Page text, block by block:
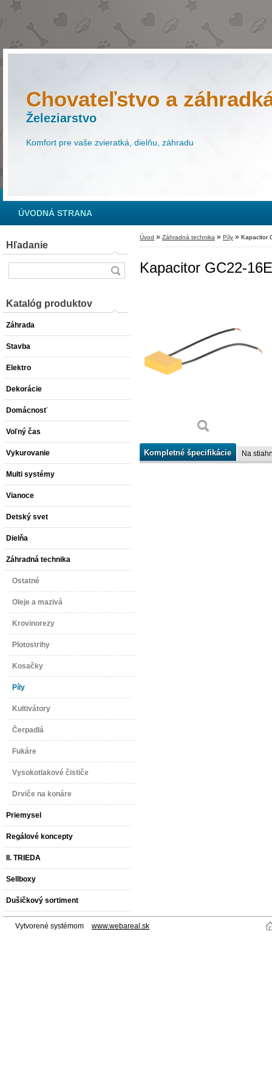
Chovateľstvo a
Železiarstvo
Komfort pre vaše zvieratká, dielňu, záhradu
ÚVODNÁ STRANA
Hľadanie
Katalóg produktov
Záhrada
Stavba
Elektro
Dekorácie
Domácnosť
Voľný čas
Vykurovanie
Multi systémy
Vianoce
Detský svet
Dielňa
Záhradná technika
Ostatné
Oleje a mazivá
Krovinorezy
Plotostrihy
Kosačky
Píly
Kultivátory
Čerpadlá
Fukáre
Vysokotlakové čističe
Drviče na konáre
Priemysel
Regálové koncepty
II. TRIEDA
Sellboxy
Dušičkový sortiment
Úvod » Záhradná technika » Píly » Kapacitor
Kapacitor GC22-
Kompletné špecifikácie Na
Vytvorené systémom www.webareal.sk